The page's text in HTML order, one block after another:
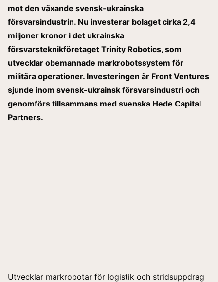
mot den växande svensk-ukrainska
försvarsindustrin. Nu investerar bolaget cirka 2,4
miljoner kronor i det ukrainska
försvarsteknikföretaget Trinity Robotics, som
utvecklar obemannade markrobotssystem för
militära operationer. Investeringen är Front Ventures
sjunde inom svensk-ukrainsk försvarsindustri och
genomförs tillsammans med svenska Hede Capital
Partners.
Utvecklar markrobotar för logistik och stridsuppdrag